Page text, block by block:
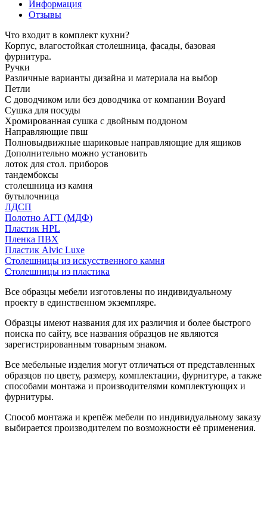
Информация
Отзывы
Что входит в комплект кухни?
Корпус, влагостойкая столешница, фасады, базовая
фурнитура.
Ручки
Различные варианты дизайна и материала на выбор
Петли
С доводчиком или без доводчика от компании Boyard
Сушка для посуды
Хромированная сушка с двойным поддоном
Направляющие пвш
Полновыдвижные шариковые направляющие для ящиков
Дополнительно можно установить
лоток для стол. приборов
тандембоксы
столешница из камня
бутылочница
ЛДСП
Полотно АГТ (МДФ)
Пластик HPL
Пленка ПВХ
Пластик Alvic Luxe
Столешницы из искусственного камня
Столешницы из пластика
Все образцы мебели изготовлены по индивидуальному
проекту в единственном экземпляре.
Образцы имеют названия для их различия и более быстрого
поиска по сайту, все названия образцов не являются
зарегистрированным товарным знаком.
Все мебельные изделия могут отличаться от представленных
образцов по цвету, размеру, комплектации, фурнитуре, а также
способами монтажа и производителями комплектующих и
фурнитуры.
Способ монтажа и крепёж мебели по индивидуальному заказу
выбирается производителем по возможности её применения.